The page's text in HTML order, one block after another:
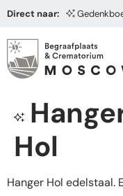
Direct naar:
Hol
Hanger Hol edelstaal.